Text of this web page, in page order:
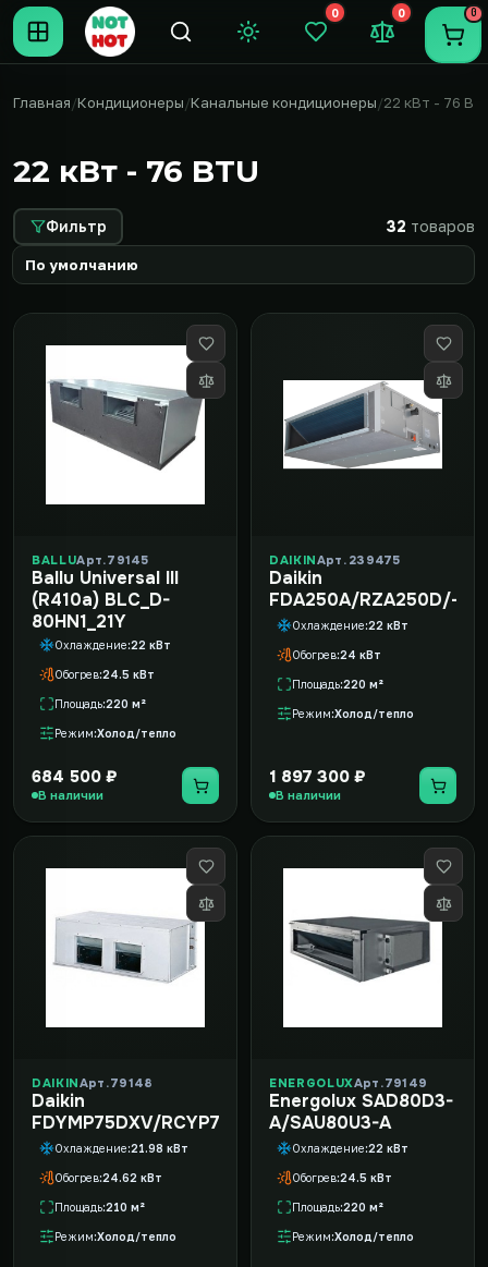
Темная тема
0
Закладки (0)
0
Сравнение
0
Главная Кондиционеры Канальные кондиционеры 22 кВт - 76
22 кВт - 76 BTU
Фильтр 32 товаров
BALLUАрт. 79145
Ballu Universal III
(R410a) BLC_D-
80HN1_21Y
Охлаждение 22 кВт
Обогрев 24.5 кВт
Площадь 220 м²
Режим Холод/тепло
684 500 ₽
В наличии
DAIKINАрт. 239475
Daikin
FDA250A/RZA250D/-30
Охлаждение 22 кВт
Обогрев 24 кВт
Площадь 220 м²
Режим Холод/тепло
1 897 300 ₽
В наличии
DAIKINАрт. 79148
Daikin
FDYMP75DXV/RCYP75EXY
Охлаждение 21.98 кВт
Обогрев 24.62 кВт
Площадь 210 м²
Режим Холод/тепло
ENERGOLUXАрт. 79149
Energolux SAD80D3-
A/SAU80U3-A
Охлаждение 22 кВт
Обогрев 24.5 кВт
Площадь 220 м²
Режим Холод/тепло